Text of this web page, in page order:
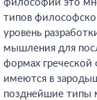
философии это
типов
уровень
мышления для
формах
имеются в
позднейшие типы